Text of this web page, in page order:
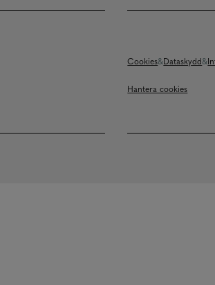
Cookies Dataskydd
Hantera cookies